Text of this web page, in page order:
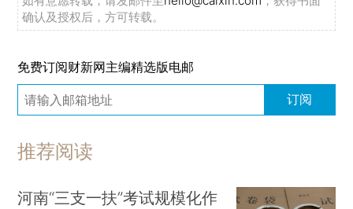
确认及授权后，方可转载。
免费订阅财新网主编精选版电邮
订阅
推荐阅读
河南“三支一扶”考试规模化作